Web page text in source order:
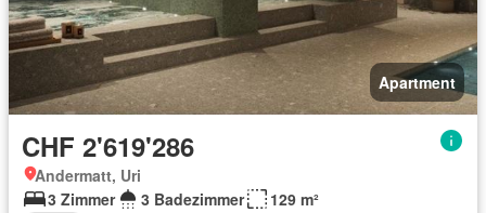
Apartment
CHF 2'619'286
Andermatt, Uri
3 Zimmer
3 Badezimmer
129 m²